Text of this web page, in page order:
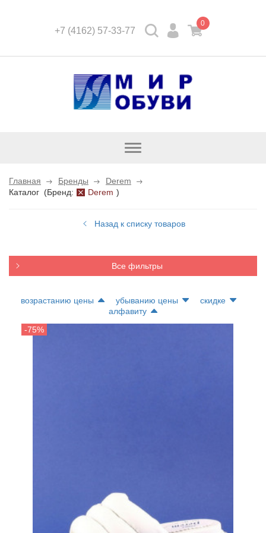
+7 (4162) 57-33-77
0
Открыть
Главная Бренды
Derem
Каталог (Бренд: Derem )
Назад к списку товаров
Все фильтры
возрастанию цены убыванию цены
скидке
алфавиту